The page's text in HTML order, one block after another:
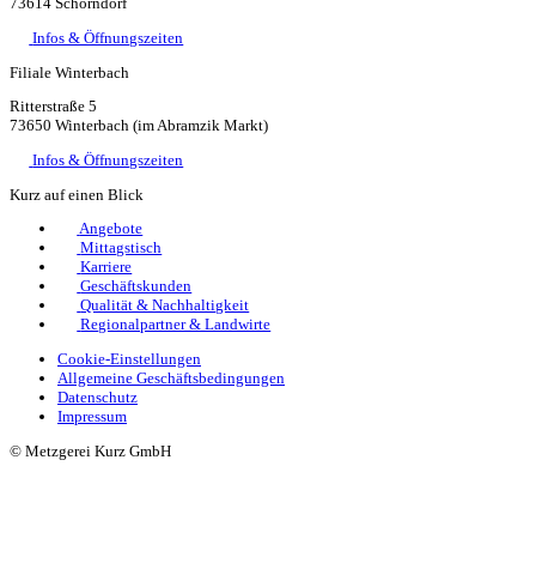
Infos & Öffnungszeiten
Filiale Winterbach
Ritterstraße 5
73650 Winterbach (im Abramzik Markt)
Infos & Öffnungszeiten
Kurz auf einen Blick
Angebote
Mittagstisch
Karriere
Geschäftskunden
Qualität & Nachhaltigkeit
Regionalpartner & Landwirte
Cookie-Einstellungen
Allgemeine Geschäftsbedingungen
Datenschutz
Impressum
© Metzgerei Kurz GmbH